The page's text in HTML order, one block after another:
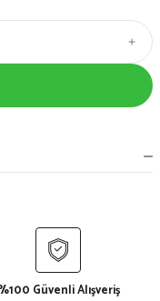
Güvenli Alışveriş